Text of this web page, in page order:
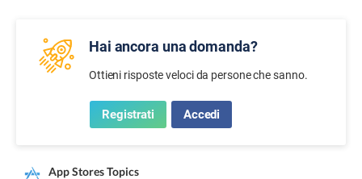
Hai ancora una domanda?
Ottieni risposte veloci da persone che sanno.
Registrati Accedi
App Stores Topics